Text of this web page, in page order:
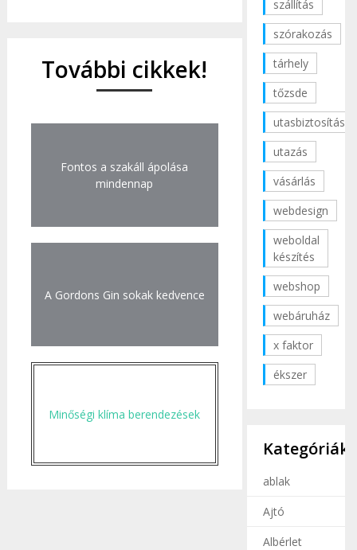
További cikkek!
Fontos a szakáll ápolása
mindennap
A Gordons Gin sokak kedvence
Minőségi klíma berendezések
szállítás
szórakozás
tárhely
tőzsde
utasbiztosítás
utazás
vásárlás
webdesign
weboldal
készítés
webshop
webáruház
x faktor
ékszer
Kategóriák
ablak
Ajtó
Albérlet